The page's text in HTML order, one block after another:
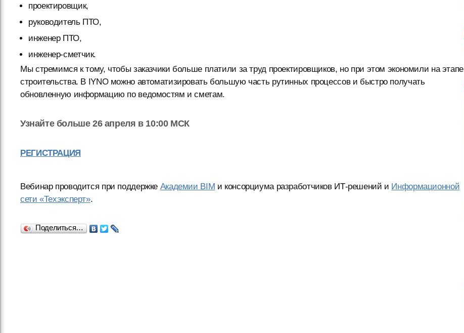
проектировщик,
руководитель ПТО,
инженер ПТО,
инженер-сметчик.
Мы стремимся к тому, чтобы заказчики больше платили за труд проектировщиков, но при этом экономили на этапе
строительства. В IYNO можно автоматизировать большую часть рутинных процессов и быстро получать
обновленную информацию по ведомостям и сметам.
Узнайте больше 26 апреля в 10:00 МСК
РЕГИСТРАЦИЯ
Вебинар проводится при поддержке Академии BIM и консорциума разработчиков ИТ-решений и Информационной
сети «Техэксперт».
Поделиться…